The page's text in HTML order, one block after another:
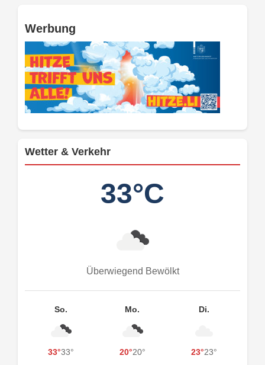
Werbung
Wetter & Verkehr
33°C
Überwiegend Bewölkt
So.
33°33°
Mo.
20°20°
Di.
23°23°